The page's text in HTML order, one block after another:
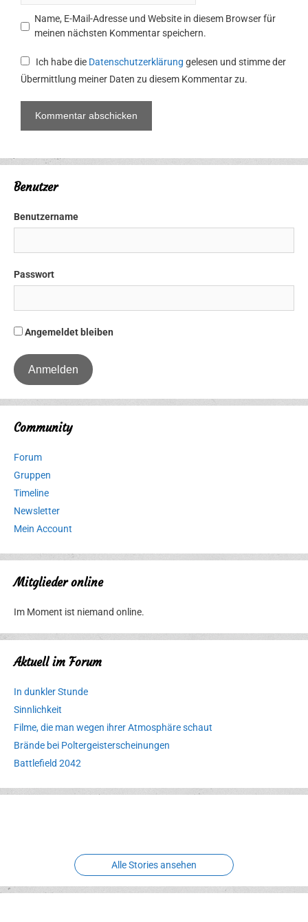
Name, E-Mail-Adresse und Website in diesem Browser für
meinen nächsten Kommentar speichern.
Ich habe die Datenschutzerklärung gelesen und stimme der
Übermittlung meiner Daten zu diesem Kommentar zu.
Benutzer
Benutzername
Passwort
Angemeldet bleiben
Community
Forum
Gruppen
Timeline
Newsletter
Mein Account
Mitglieder online
Im Moment ist niemand online.
Aktuell im Forum
In dunkler Stunde
Sinnlichkeit
Filme, die man wegen ihrer Atmosphäre schaut
Brände bei Poltergeisterscheinungen
Battlefield 2042
Erlebnispark
Verbotene
Alle Stories ansehen